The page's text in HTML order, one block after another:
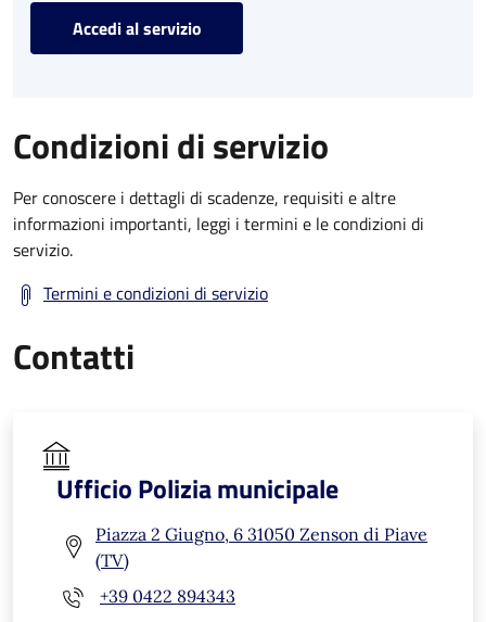
Accedi al servizio
Condizioni di servizio
Per conoscere i dettagli di scadenze, requisiti e altre
informazioni importanti, leggi i termini e le condizioni di
servizio.
Termini e condizioni di servizio
Contatti
Ufficio Polizia municipale
Piazza 2 Giugno, 6 31050 Zenson di Piave
(TV)
+39 0422 894343